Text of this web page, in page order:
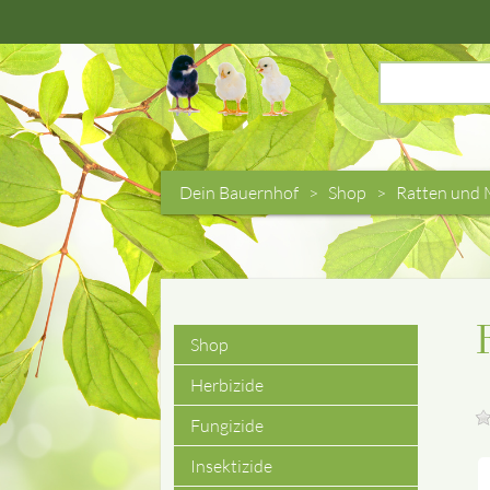
Dein Bauernhof Shop Ratten und
Navigation
überspringen
Shop
Herbizide
Fungizide
Insektizide